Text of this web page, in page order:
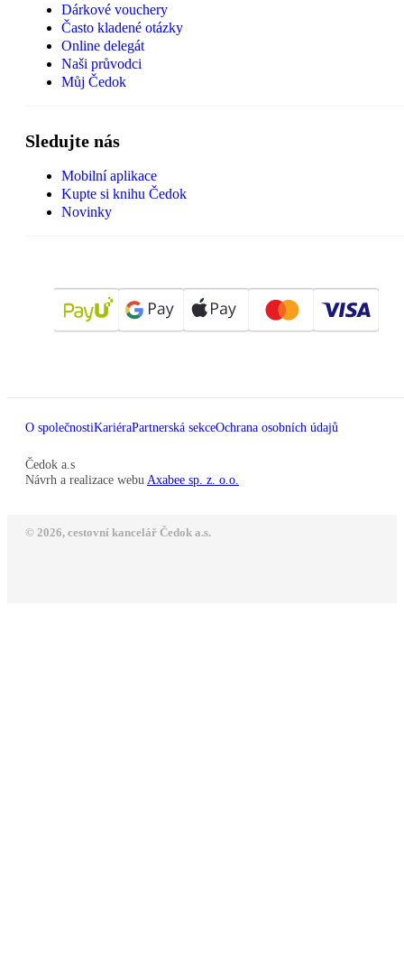
Dárkové vouchery
Často kladené otázky
Online delegát
Naši průvodci
Můj Čedok
Sledujte nás
Mobilní aplikace
Kupte si knihu Čedok
Novinky
O společnostiKariéraPartnerská sekceOchrana osobních údajů
Čedok a.s
Návrh a realizace webu Axabee sp. z. o.o.
© 2026, cestovní kancelář Čedok a.s.